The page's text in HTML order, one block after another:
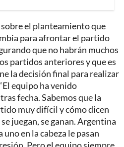
el planteamiento que
para afrontar el partido
que no habrán muchos
partidos anteriores y que es
la decisión final para realizar
equipo ha venido
fecha. Sabemos que la
muy difícil y cómo dicen
juegan, se ganan. Argentina
en la cabeza le pasan
Pero el equipo siempre